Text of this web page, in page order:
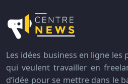
Les idées business en ligne
qui veulent travailler en
d’idée pour se mettre dans le